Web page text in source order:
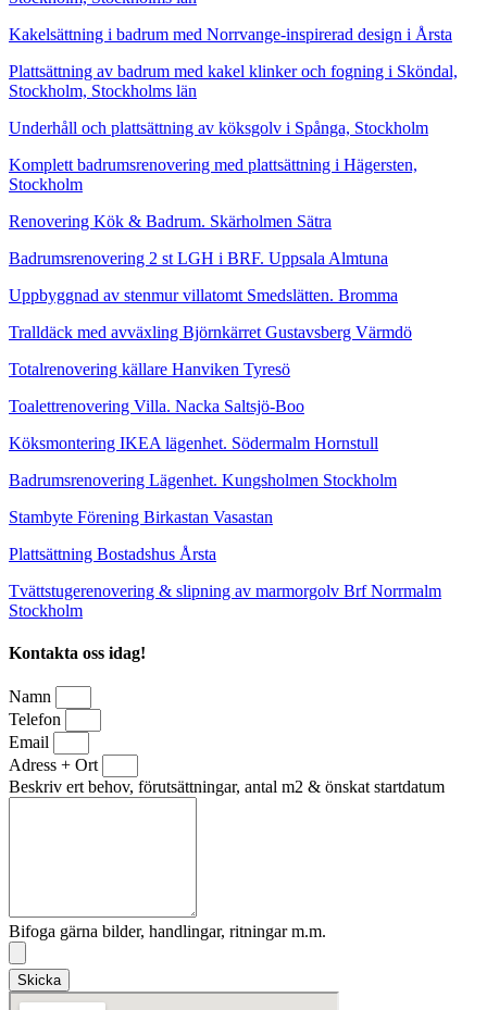
Kakelsättning i badrum med Norrvange-inspirerad design i Årsta
Plattsättning av badrum med kakel klinker och fogning i Sköndal,
Stockholm, Stockholms län
Underhåll och plattsättning av köksgolv i Spånga, Stockholm
Komplett badrumsrenovering med plattsättning i Hägersten,
Stockholm
Renovering Kök & Badrum. Skärholmen Sätra
Badrumsrenovering 2 st LGH i BRF. Uppsala Almtuna
Uppbyggnad av stenmur villatomt Smedslätten. Bromma
Tralldäck med avväxling Björnkärret Gustavsberg Värmdö
Totalrenovering källare Hanviken Tyresö
Toalettrenovering Villa. Nacka Saltsjö-Boo
Köksmontering IKEA lägenhet. Södermalm Hornstull
Badrumsrenovering Lägenhet. Kungsholmen Stockholm
Stambyte Förening Birkastan Vasastan
Plattsättning Bostadshus Årsta
Tvättstugerenovering & slipning av marmorgolv Brf Norrmalm
Stockholm
Kontakta oss idag!
Namn
Telefon
Email
Adress + Ort
Beskriv ert behov, förutsättningar, antal m2 & önskat startdatum
Bifoga gärna bilder, handlingar, ritningar m.m.
Skicka